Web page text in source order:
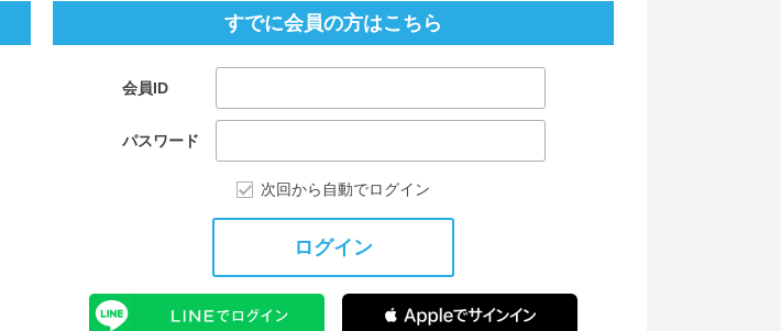
すでに会員の方はこちら
会員ID
パスワード
次回から自動でログイン
ログイン